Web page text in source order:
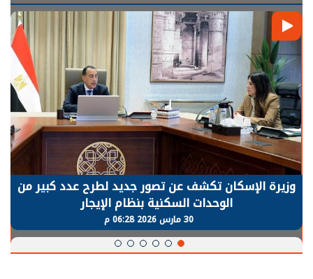
وزيرة الإسكان تكشف عن تصور جديد لطرح عدد كبير من
الوحدات السكنية بنظام الإيجار